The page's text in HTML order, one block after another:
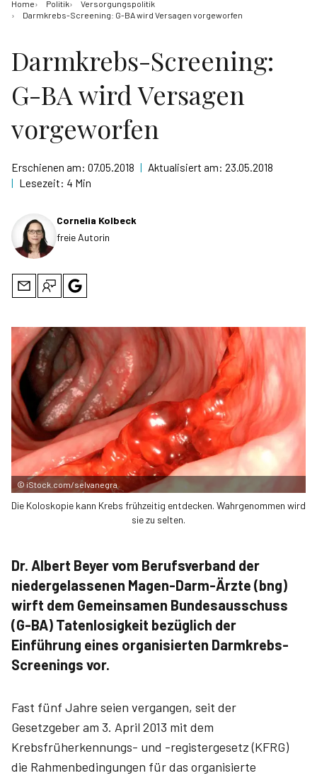
Home Politik
Versorgungspolitik
Darmkrebs-Screening: G-BA wird Versagen vorgeworfen
Darmkrebs-Screening:
G-BA wird Versagen
vorgeworfen
Erschienen am: 07.05.2018 | Aktualisiert am: 23.05.2018
| Lesezeit: 4 Min
Cornelia Kolbeck
freie Autorin
© iStock.com/selvanegra
Die Koloskopie kann Krebs frühzeitig entdecken. Wahrgenommen wird
sie zu selten.
Dr. Albert Beyer vom Berufsverband der
niedergelassenen Magen-Darm-Ärzte (bng)
wirft dem Gemeinsamen Bundesausschuss
(G-BA) Tatenlosigkeit bezüglich der
Einführung eines organisierten Darmkrebs-
Screenings vor.
Fast fünf Jahre seien vergangen, seit der
Gesetzgeber am 3. April 2013 mit dem
Krebsfrüherkennungs- und -registergesetz (KFRG)
die Rahmenbedingungen für das organisierte